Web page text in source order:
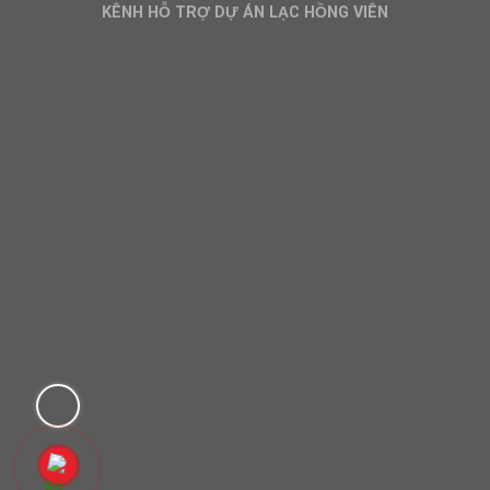
KÊNH HỖ TRỢ DỰ ÁN LẠC HỒNG VIÊN